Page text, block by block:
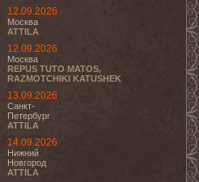
12.09.2026
Москва
ATTILA
12.09.2026
Москва
REPUS TUTO MATOS,
RAZMOTCHIKI KATUSHEK
13.09.2026
Санкт-
Петербург
ATTILA
14.09.2026
Нижний
Новгород
ATTILA